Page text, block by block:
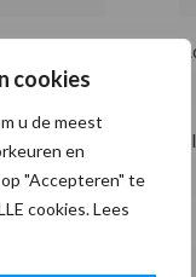
cookies
u de meest
en
"Accepteren" te
cookies. Lees